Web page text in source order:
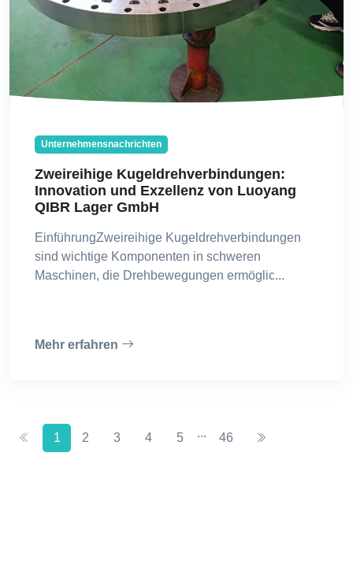
Unternehmensnachrichten
Zweireihige Kugeldrehverbindungen:
Innovation und Exzellenz von Luoyang
QIBR Lager GmbH
EinführungZweireihige Kugeldrehverbindungen
sind wichtige Komponenten in schweren
Maschinen, die Drehbewegungen ermöglic...
Mehr erfahren
1 2 3 4 5 ... 46